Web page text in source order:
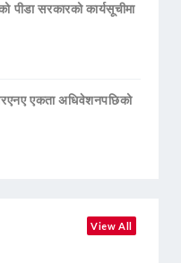
पीडा सरकारको कार्यसूचीमा
एकता अधिवेशनपछिको
View All